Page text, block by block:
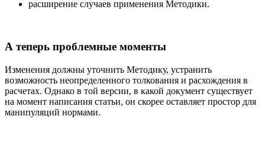
расширение случаев применения Методики.
А теперь проблемные моменты
Изменения должны уточнить Методику, устранить
возможность неопределенного толкования и расхождения в
расчетах. Однако в той версии, в какой документ существует
на момент написания статьи, он скорее оставляет простор для
манипуляций нормами.